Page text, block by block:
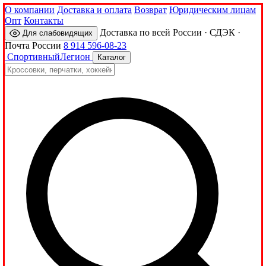
О компании Доставка и оплата Возврат Юридическим лицам
Опт Контакты
Для слабовидящих
Доставка по всей России · СДЭК ·
Почта России 8 914 596-08-23
СпортивныйЛегион Каталог